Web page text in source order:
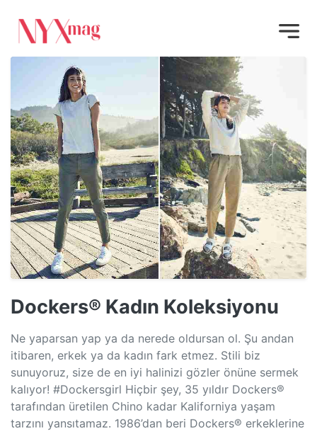
Dockers® Kadın Koleksiyonu
Ne yaparsan yap ya da nerede oldursan ol. Şu andan
itibaren, erkek ya da kadın fark etmez. Stili biz
sunuyoruz, size de en iyi halinizi gözler önüne sermek
kalıyor! #Dockersgirl Hiçbir şey, 35 yıldır Dockers®
tarafından üretilen Chino kadar Kaliforniya yaşam
tarzını yansıtamaz. 1986’dan beri Dockers® erkeklerine